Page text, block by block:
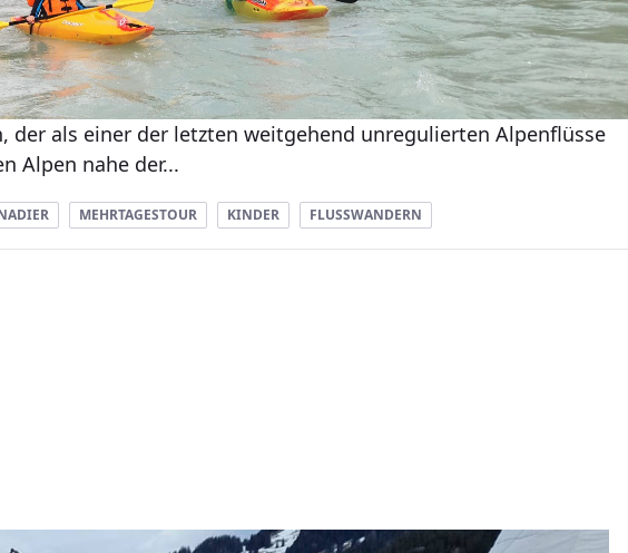
der als einer der letzten weitgehend unregulierten Alpenflüsse
Alpen nahe der...
MEHRTAGESTOUR KINDER FLUSSWANDERN